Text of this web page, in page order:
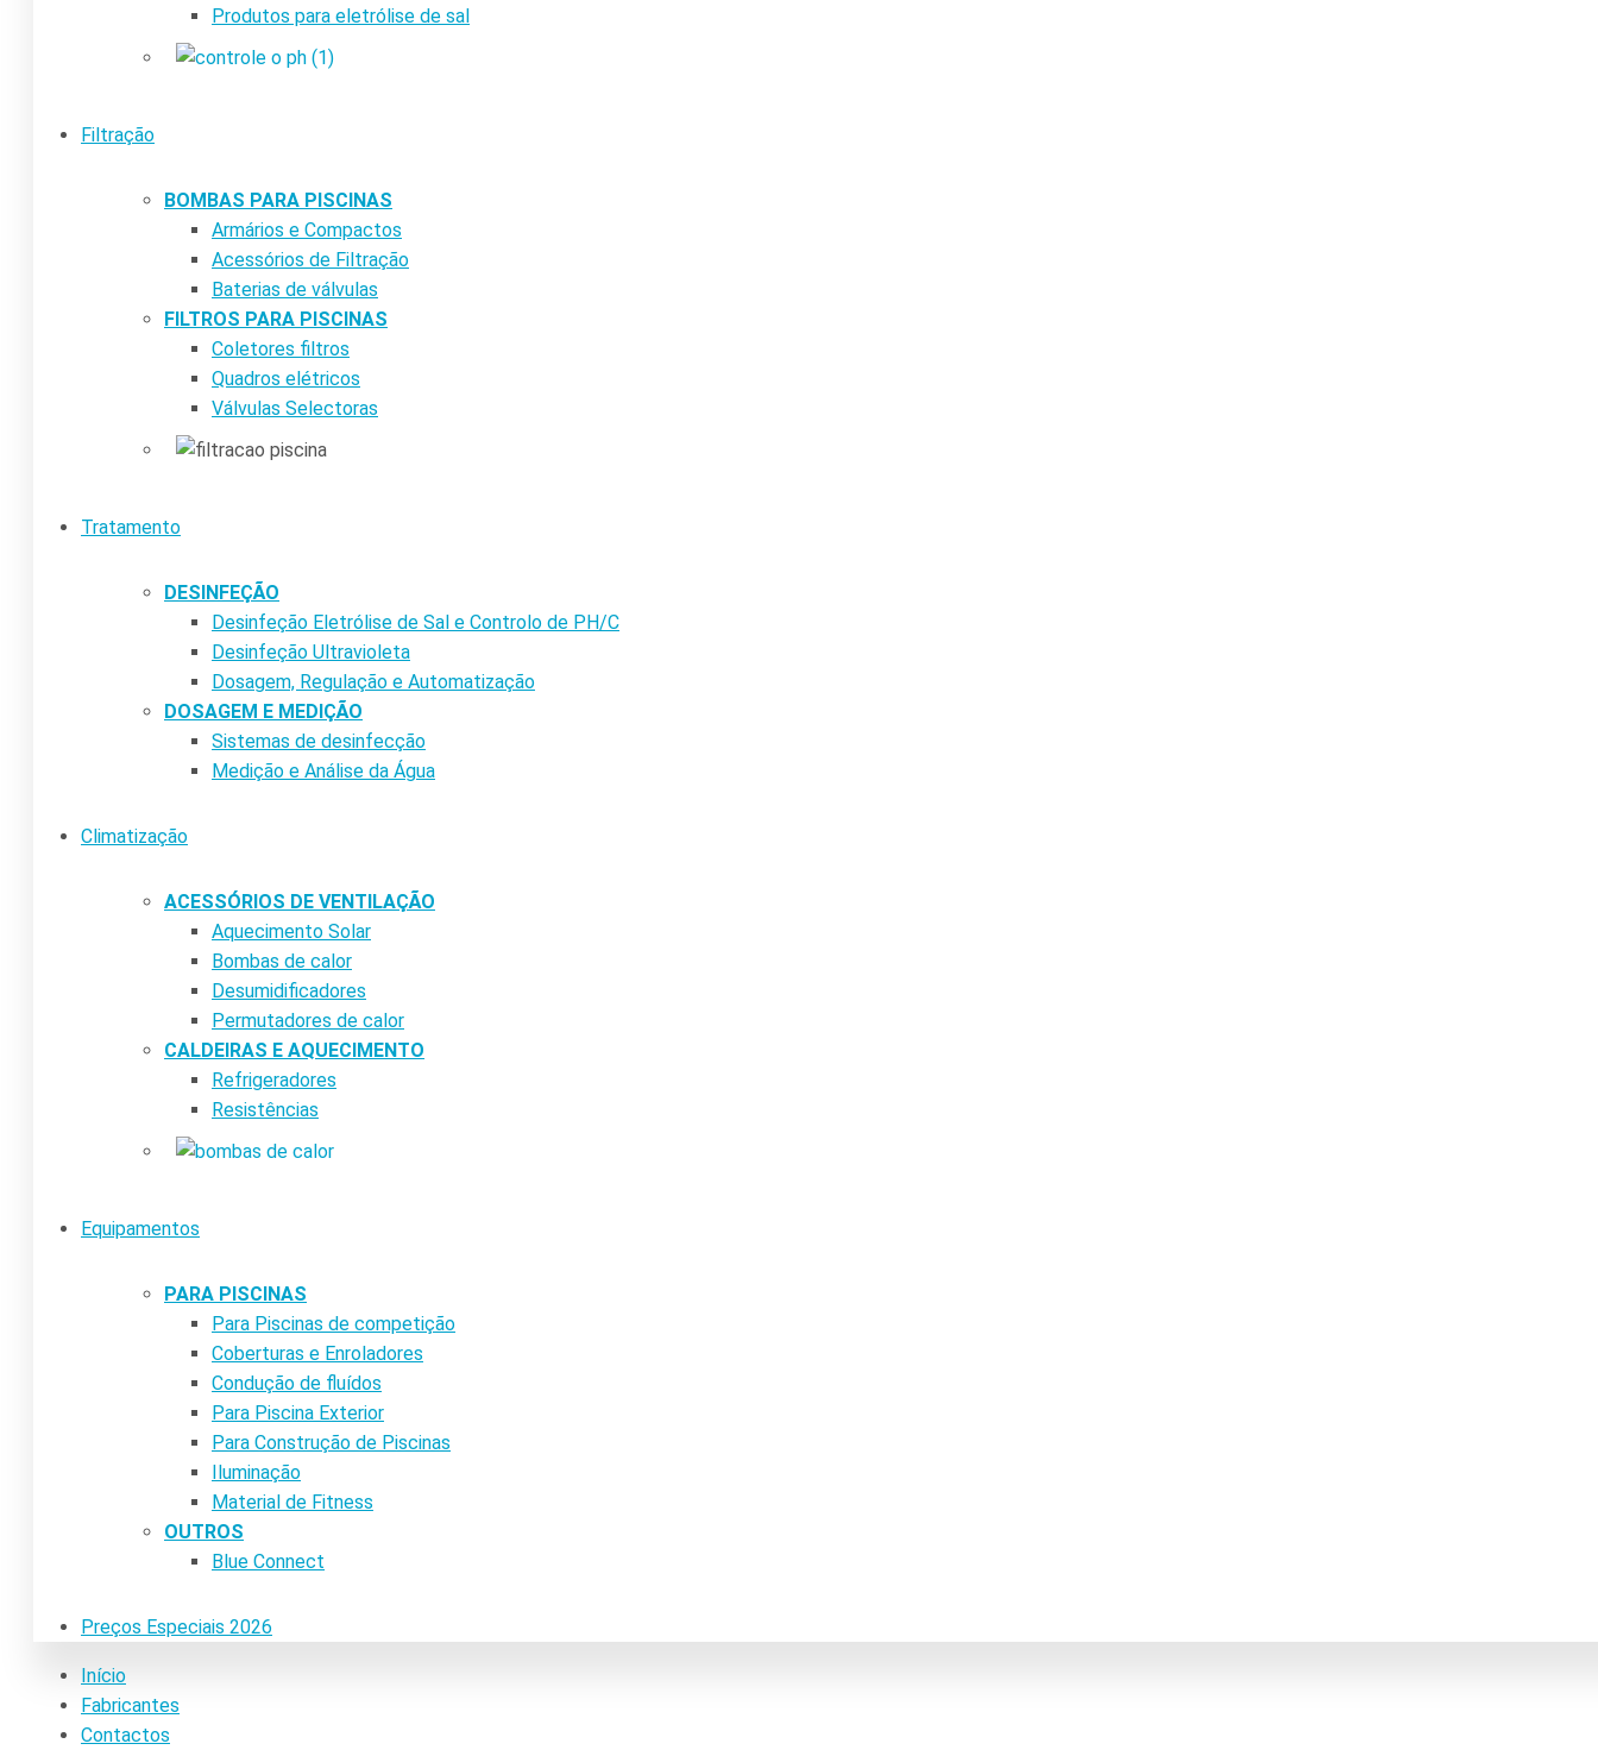
Produtos para eletrólise de sal
Filtração
BOMBAS PARA PISCINAS
Armários e Compactos
Acessórios de Filtração
Baterias de válvulas
FILTROS PARA PISCINAS
Coletores filtros
Quadros elétricos
Válvulas Selectoras
Tratamento
DESINFEÇÃO
Desinfeção Eletrólise de Sal e Controlo de PH/C
Desinfeção Ultravioleta
Dosagem, Regulação e Automatização
DOSAGEM E MEDIÇÃO
Sistemas de desinfecção
Medição e Análise da Água
Climatização
ACESSÓRIOS DE VENTILAÇÃO
Aquecimento Solar
Bombas de calor
Desumidificadores
Permutadores de calor
CALDEIRAS E AQUECIMENTO
Refrigeradores
Resistências
Equipamentos
PARA PISCINAS
Para Piscinas de competição
Coberturas e Enroladores
Condução de fluídos
Para Piscina Exterior
Para Construção de Piscinas
Iluminação
Material de Fitness
OUTROS
Blue Connect
Preços Especiais 2026
Início
Fabricantes
Contactos